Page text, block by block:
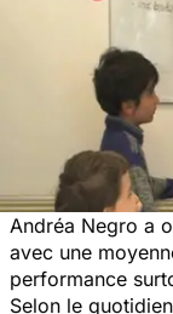
Andréa Negro a
avec une
performance
Selon le quotidien